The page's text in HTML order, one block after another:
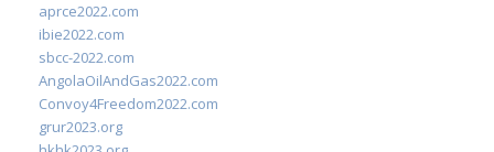
aprce2022.com
ibie2022.com
sbcc-2022.com
AngolaOilAndGas2022.com
Convoy4Freedom2022.com
grur2023.org